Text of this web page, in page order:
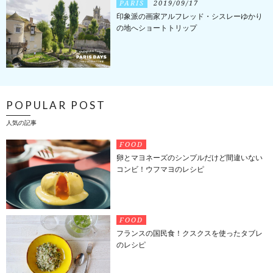
PARIS 2019/09/17
印象派の画家アルフレッド・シスレーゆかり
の地へショートトリップ
POPULAR POST
人気の記事
FOOD
卵とマヨネーズのシンプルだけど間違いない
コンビ！ウフマヨのレシピ
FOOD
フランスの国民食！クスクスを使ったタブレ
のレシピ